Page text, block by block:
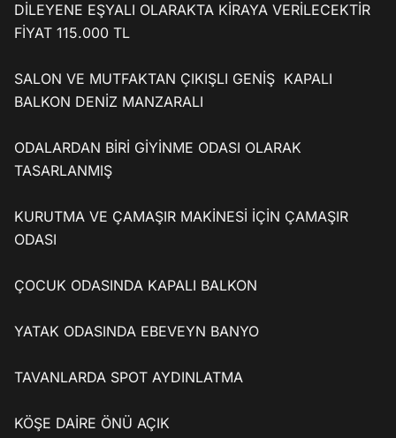
DİLEYENE EŞYALI OLARAKTA KİRAYA VERİLECEKTİR
FİYAT 115.000 TL
SALON VE MUTFAKTAN ÇIKIŞLI GENİŞ  KAPALI
BALKON DENİZ MANZARALI
ODALARDAN BİRİ GİYİNME ODASI OLARAK
TASARLANMIŞ
KURUTMA VE ÇAMAŞIR MAKİNESİ İÇİN ÇAMAŞIR
ODASI
ÇOCUK ODASINDA KAPALI BALKON
YATAK ODASINDA EBEVEYN BANYO
TAVANLARDA SPOT AYDINLATMA
KÖŞE DAİRE ÖNÜ AÇIK